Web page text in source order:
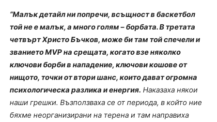
“Малък детайл ни попречи, всъщност в баскетбол
той не е малък, а много голям – борбата. В третата
четвърт Христо Бъчков, може би там той спечели и
званието MVP на срещата, когато взе няколко
ключови борби в нападение, ключови кошове от
нищото, точки от втори шанс, които дават огромна
психологическа разлика и енергия. Наказаха някои
наши грешки. Възползваха се от периода, в който ние
бяхме неорганизирани на терена и там направиха